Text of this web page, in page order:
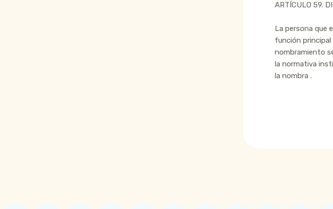
ARTÍCULO 59.
La persona que
función
nombramiento
la normativa
la nombra .